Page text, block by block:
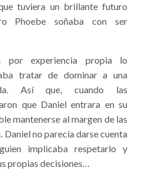
tuviera un brillante futuro
Phoebe soñaba con ser
por experiencia propia lo
tratar de dominar a una
Así que, cuando las
que Daniel entrara en su
mantenerse al margen de las
Daniel no parecía darse cuenta
implicaba respetarlo y
propias decisiones…